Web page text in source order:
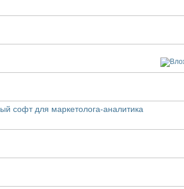
софт для маркетолога-аналитика